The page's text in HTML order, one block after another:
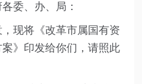
委、办、局：
现将《改革市属国有资
》印发给你们，请照此